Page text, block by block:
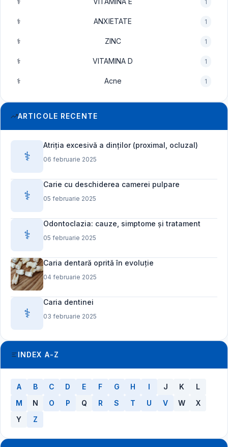
1
⚕️ ANXIETATE 1
⚕️ ZINC 1
⚕️ VITAMINA D 1
⚕️ Acne 1
ARTICOLE RECENTE
⚕️
Atriția excesivă a dinților (proximal, ocluzal)
06 februarie 2025
⚕️
Carie cu deschiderea camerei pulpare
05 februarie 2025
⚕️
Odontoclazia: cauze, simptome și tratament
05 februarie 2025
Caria dentară oprită în evoluție
04 februarie 2025
⚕️
Caria dentinei
03 februarie 2025
INDEX A-Z
A B C D E F G H I J K
L
M
N O P Q R S T U V W
X
Y
Z